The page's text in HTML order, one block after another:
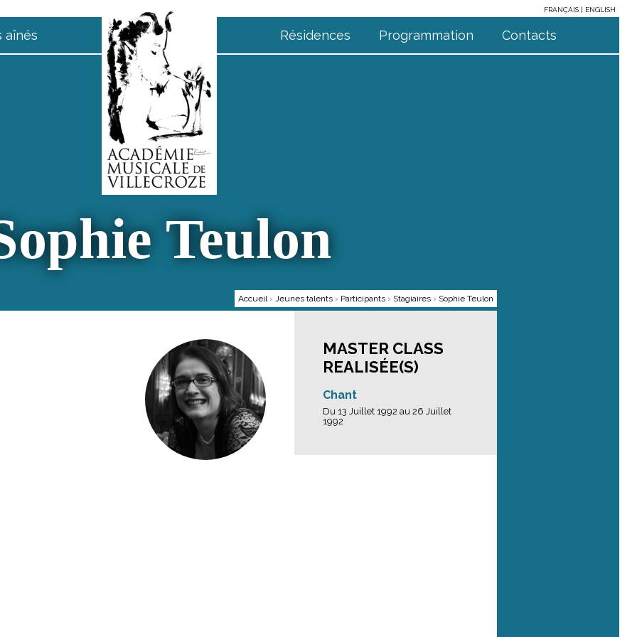
FRANÇAIS
ENGLISH
aînés Résidences Programmation Contacts
Teulon
Accueil › Jeunes talents › Participants › Stagiaires › Sophie Teulon
MASTER CLASS
REALISÉE(S)
Chant
Du 13 Juillet 1992 au 26 Juillet
1992